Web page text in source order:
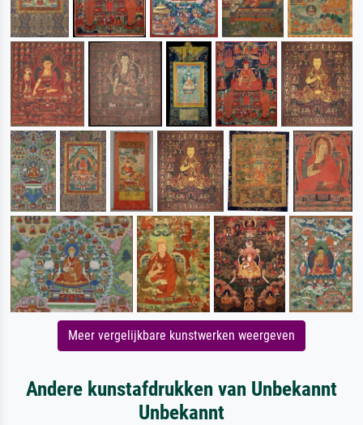
Meer vergelijkbare kunstwerken weergeven
Andere kunstafdrukken van Unbekannt
Unbekannt